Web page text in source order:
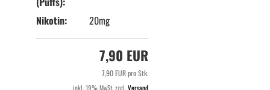
Nikotin:
20mg
7,90 EUR
7,90 EUR pro Stk.
inkl. 19% MwSt. zzgl.Versand